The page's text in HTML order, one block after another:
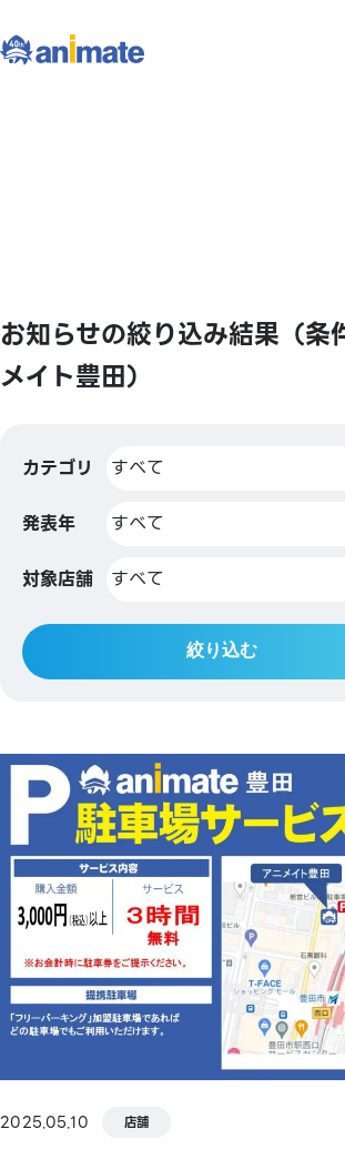
お知らせの絞り込み結果（条
メイト豊田）
カテゴリ
発表年
対象店舗
絞り込む
2025.05.10 店舗